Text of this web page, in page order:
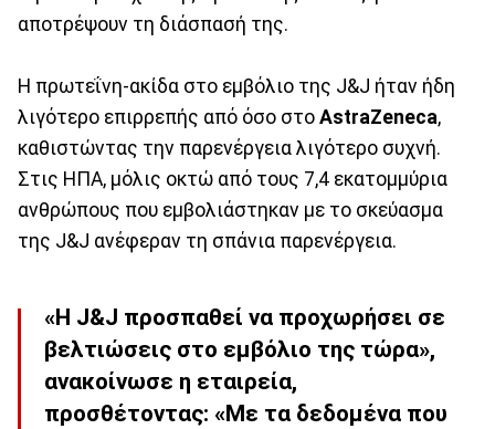
αποτρέψουν τη διάσπασή της.
Η πρωτεΐνη-ακίδα στο εμβόλιο της J&J ήταν ήδη
λιγότερο επιρρεπής από όσο στο AstraZeneca,
καθιστώντας την παρενέργεια λιγότερο συχνή.
Στις ΗΠΑ, μόλις οκτώ από τους 7,4 εκατομμύρια
ανθρώπους που εμβολιάστηκαν με το σκεύασμα
της J&J ανέφεραν τη σπάνια παρενέργεια.
«Η J&J προσπαθεί να προχωρήσει σε
βελτιώσεις στο εμβόλιο της τώρα»,
ανακοίνωσε η εταιρεία,
προσθέτοντας: «Με τα δεδομένα που